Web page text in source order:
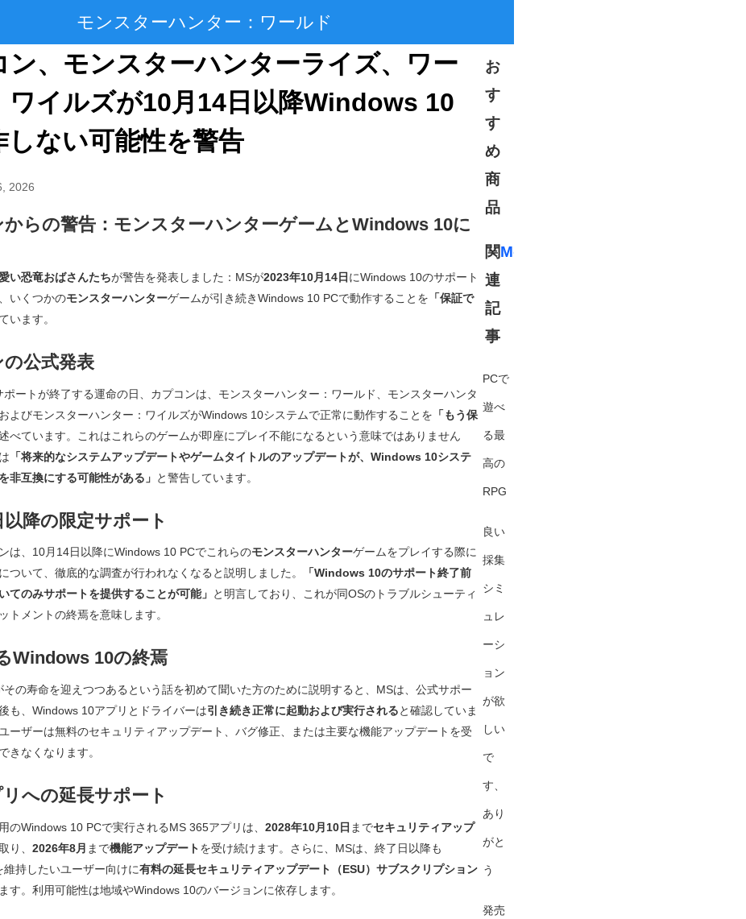
モンスターハンター：ワールド
ン、モンスターハンターライズ、ワー
ワイルズが10月14日以降Windows 10
しない可能性を警告
2026
からの警告：モンスターハンターゲームとWindows 10に
い恐竜おばさんたちが警告を発表しました：MSが2023年10月14日 にWindows 10のサポート
いくつかのモンスターハンターゲームが引き続きWindows 10 PCで動作することを 「保証で
います。
公式発表
ートが終了する運命の日、カプコンは、 モンスターハンター：ワールド
モンスターハンタ
およびモンスターハンター：ワイルズがWindows 10システムで正常に動作することを 「もう保
べています。これはこれらのゲームが即座にプレイ不能になるという意味ではありません
「将来的なシステムアップデートやゲームタイトルのアップデートが、Windows 10システ
非互換にする可能性がある」 と警告しています。
以降の限定サポート
は、10月14日以降にWindows 10 PCでこれらのモンスターハンターゲームをプレイする際に
ついて、徹底的な調査が行われなくなると説明しました。
「Windows 10のサポート終了前
てのみサポートを提供することが可能」 と明言しており、これが同OSのトラブルシューティ
トメントの終焉を意味します。
Windows 10の終焉
の寿命を迎えつつあるという話を初めて聞いた方のために説明すると、MSは、公式サポー
も、Windows 10アプリとドライバーは引き続き正常に起動および実行されると確認していま
ーザーは無料のセキュリティアップデート、バグ修正、または主要な機能アップデートを受
きなくなります。
への延長サポート
のWindows 10 PCで実行されるMS 365アプリは、 2028年10月10日 までセキュリティアップ
り、 2026年8月 まで機能アップデートを受け続けます。さらに、MSは、終了日以降も
持したいユーザー向けに有料の延長セキュリティアップデート（ESU）サブスクリプション
す。利用可能性は地域やWindows 10のバージョンに依存します。
お
す
す
め
商
品
関
連
記
事
More
PCで
遊べ
る最
高の
RPG
良い
採集
シミ
ュレ
ーシ
ョン
が欲
しい
で
す、
あり
がと
う
発売